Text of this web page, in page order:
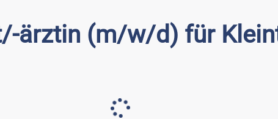
ärztin (m/w/d) für